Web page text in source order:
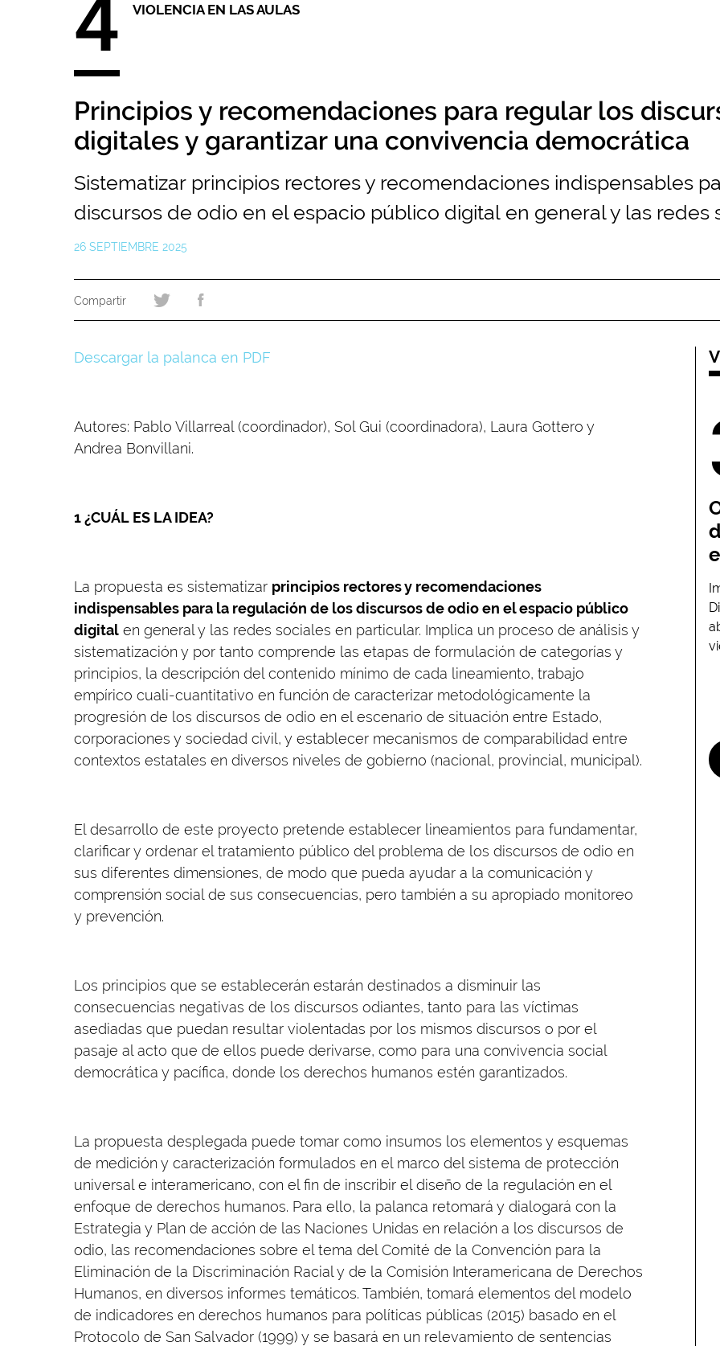
4 VIOLENCIA EN LAS AULAS
Principios y recomendaciones para regular los
digitales y garantizar una convivencia democrática
Sistematizar principios rectores y recomendaciones indispensables
discursos de odio en el espacio público digital en general y las redes
26 SEPTIEMBRE 2025
Descargar la palanca en PDF
Autores: Pablo Villarreal (coordinador), Sol Gui (coordinadora), Laura Gottero y
Andrea Bonvillani.
1 ¿CUÁL ES LA IDEA?
La propuesta es sistematizar principios rectores y recomendaciones
indispensables para la regulación de los discursos de odio en el espacio público
digital en general y las redes sociales en particular. Implica un proceso de análisis y
sistematización y por tanto comprende las etapas de formulación de categorías y
principios, la descripción del contenido mínimo de cada lineamiento, trabajo
empírico cuali-cuantitativo en función de caracterizar metodológicamente la
progresión de los discursos de odio en el escenario de situación entre Estado,
corporaciones y sociedad civil, y establecer mecanismos de comparabilidad entre
contextos estatales en diversos niveles de gobierno (nacional, provincial, municipal).
El desarrollo de este proyecto pretende establecer lineamientos para fundamentar,
clarificar y ordenar el tratamiento público del problema de los discursos de odio en
sus diferentes dimensiones, de modo que pueda ayudar a la comunicación y
comprensión social de sus consecuencias, pero también a su apropiado monitoreo
y prevención.
Los principios que se establecerán estarán destinados a disminuir las
consecuencias negativas de los discursos odiantes, tanto para las víctimas
asediadas que puedan resultar violentadas por los mismos discursos o por el
pasaje al acto que de ellos puede derivarse, como para una convivencia social
democrática y pacífica, donde los derechos humanos estén garantizados.
La propuesta desplegada puede tomar como insumos los elementos y esquemas
de medición y caracterización formulados en el marco del sistema de protección
universal e interamericano, con el fin de inscribir el diseño de la regulación en el
enfoque de derechos humanos. Para ello, la palanca retomará y dialogará con la
Estrategia y Plan de acción de las Naciones Unidas en relación a los discursos de
odio, las recomendaciones sobre el tema del Comité de la Convención para la
Eliminación de la Discriminación Racial y de la Comisión Interamericana de Derechos
Humanos, en diversos informes temáticos. También, tomará elementos del modelo
de indicadores en derechos humanos para políticas públicas (2015) basado en el
Protocolo de San Salvador (1999) y se basará en un relevamiento de sentencias